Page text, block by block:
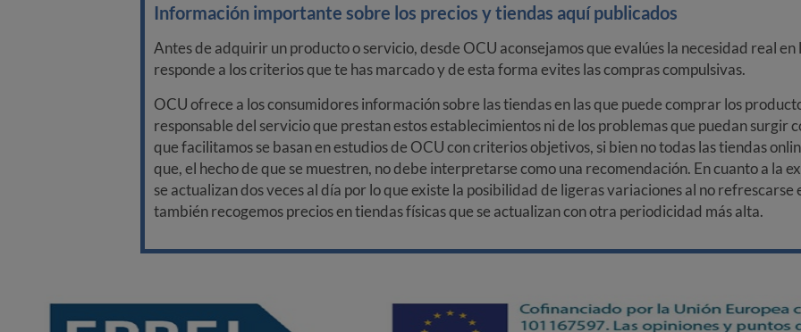
Información importante sobre los precios y tiendas aquí publicados
Antes de adquirir un producto o servicio, desde OCU aconsejamos que evalúes la necesidad real
responde a los criterios que te has marcado y de esta forma evites las compras compulsivas.
OCU ofrece a los consumidores información sobre las tiendas en las que puede comprar los
responsable del servicio que prestan estos establecimientos ni de los problemas que puedan surgir
que facilitamos se basan en estudios de OCU con criterios objetivos, si bien no todas las tiendas
que, el hecho de que se muestren, no debe interpretarse como una recomendación. En cuanto a la
se actualizan dos veces al día por lo que existe la posibilidad de ligeras variaciones al no refrescarse
también recogemos precios en tiendas físicas que se actualizan con otra periodicidad más alta.